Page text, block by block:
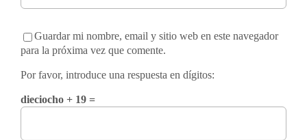
Guardar mi nombre, email y sitio web en este navegador
para la próxima vez que comente.
Por favor, introduce una respuesta en dígitos:
dieciocho + 19 =